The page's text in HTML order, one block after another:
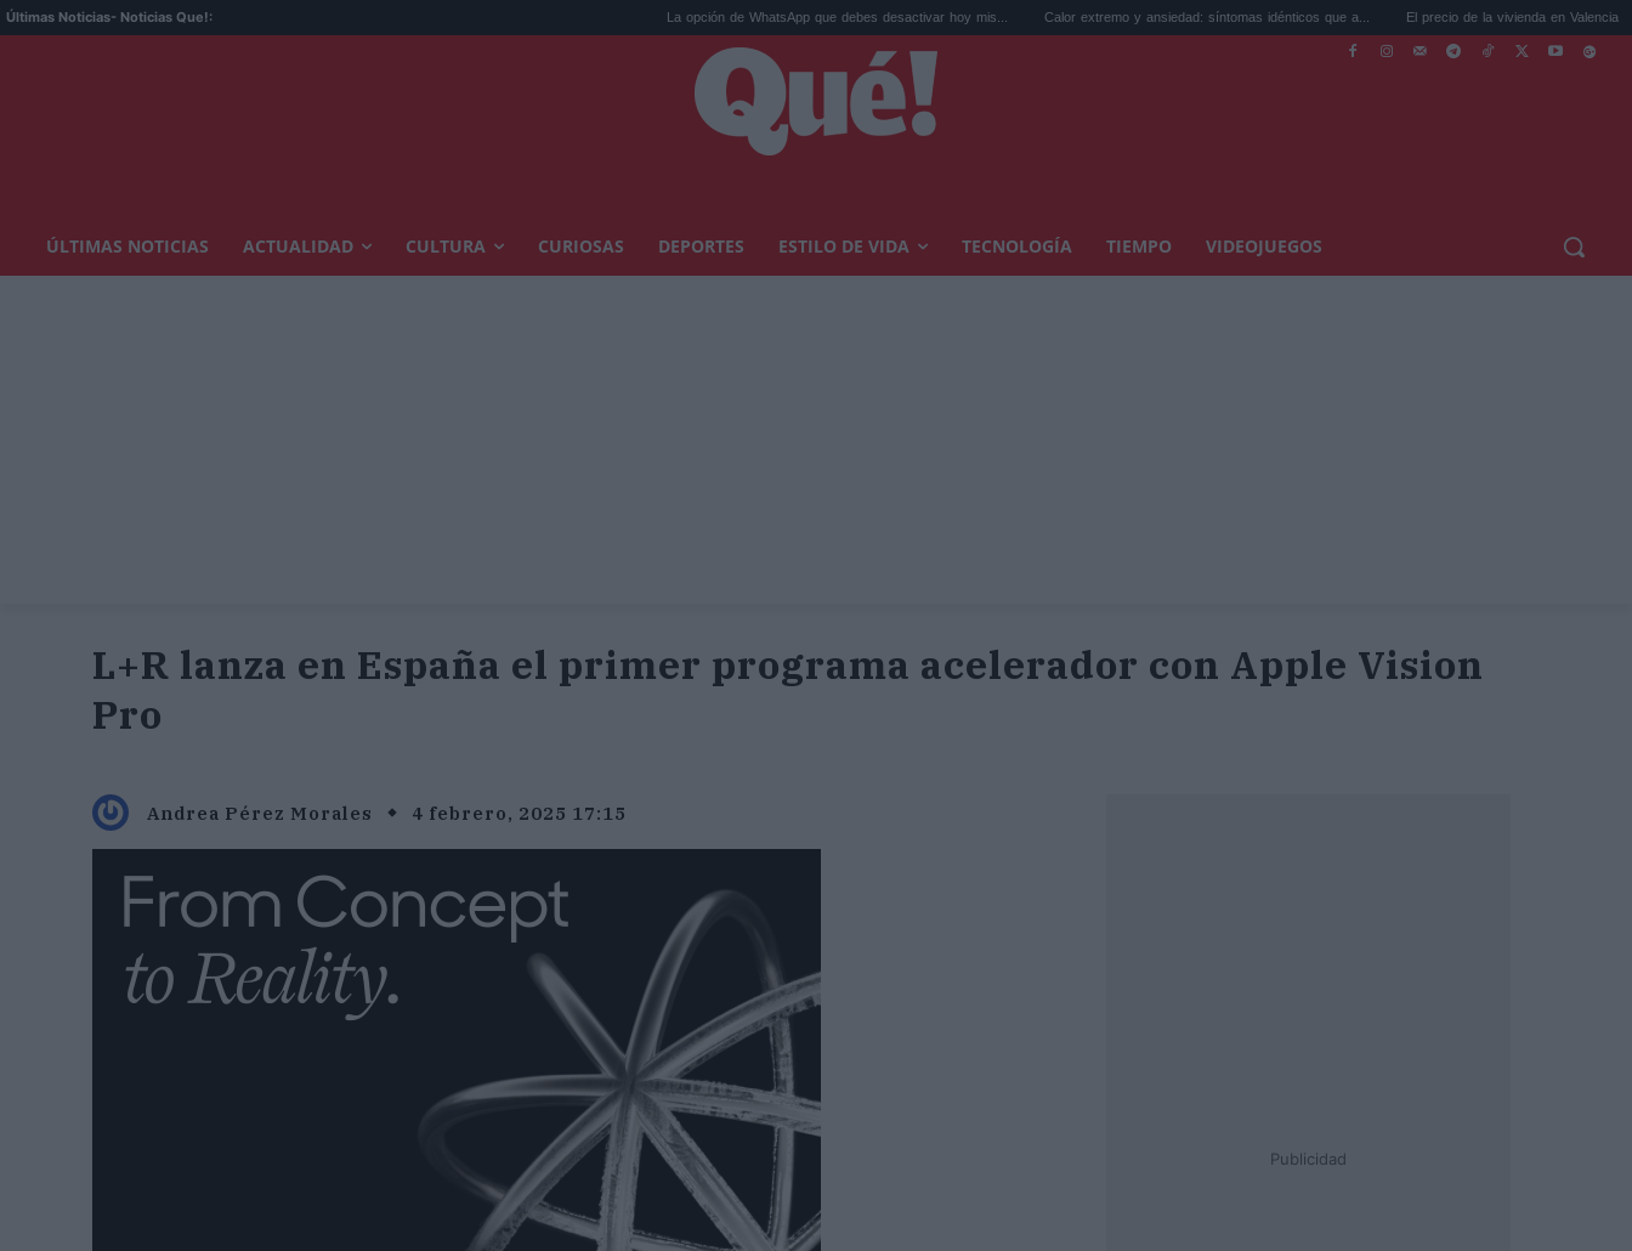
Últimas Noticias- Noticias Que!: La opción de WhatsApp que debes desactivar hoy mis... Calor extremo y ansiedad: síntomas idénticos que a... El precio de la vivienda en Valencia sube a 3.485 ...
ÚLTIMAS NOTICIAS ACTUALIDAD CULTURA CURIOSAS DEPORTES ESTILO DE VIDA TECNOLOGÍA TIEMPO VIDEOJUEGOS
L+R lanza en España el primer programa acelerador con Apple Vision
Pro
Andrea Pérez Morales 4 febrero, 2025 17:15
Publicidad